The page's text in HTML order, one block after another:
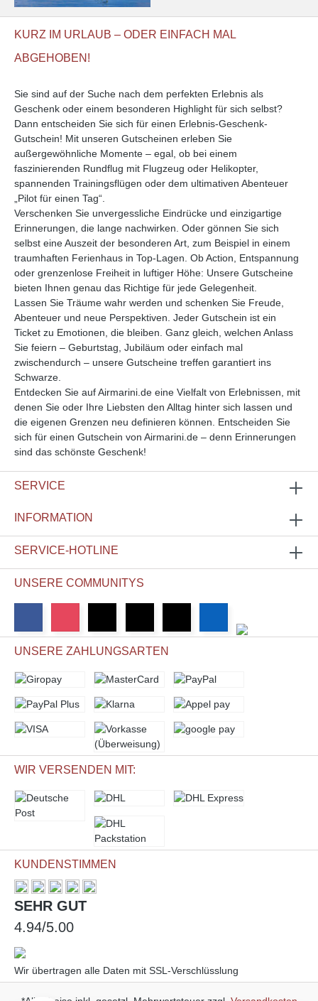
KURZ IM URLAUB – ODER EINFACH MAL
ABGEHOBEN!
Sie sind auf der Suche nach dem perfekten Erlebnis als
Geschenk oder einem besonderen Highlight für sich selbst?
Dann entscheiden Sie sich für einen Erlebnis-Geschenk-
Gutschein! Mit unseren Gutscheinen erleben Sie
außergewöhnliche Momente – egal, ob bei einem
faszinierenden Rundflug mit Flugzeug oder Helikopter,
spannenden Trainingsflügen oder dem ultimativen Abenteuer
„Pilot für einen Tag“.
Verschenken Sie unvergessliche Eindrücke und einzigartige
Erinnerungen, die lange nachwirken. Oder gönnen Sie sich
selbst eine Auszeit der besonderen Art, zum Beispiel in einem
traumhaften Ferienhaus in Top-Lagen. Ob Action, Entspannung
oder grenzenlose Freiheit in luftiger Höhe: Unsere Gutscheine
bieten Ihnen genau das Richtige für jede Gelegenheit.
Lassen Sie Träume wahr werden und schenken Sie Freude,
Abenteuer und neue Perspektiven. Jeder Gutschein ist ein
Ticket zu Emotionen, die bleiben. Ganz gleich, welchen Anlass
Sie feiern – Geburtstag, Jubiläum oder einfach mal
zwischendurch – unsere Gutscheine treffen garantiert ins
Schwarze.
Entdecken Sie auf Airmarini.de eine Vielfalt von Erlebnissen, mit
denen Sie oder Ihre Liebsten den Alltag hinter sich lassen und
die eigenen Grenzen neu definieren können. Entscheiden Sie
sich für einen Gutschein von Airmarini.de – denn Erinnerungen
sind das schönste Geschenk!
SERVICE
INFORMATION
SERVICE-HOTLINE
UNSERE COMMUNITYS
UNSERE ZAHLUNGSARTEN
WIR VERSENDEN MIT:
KUNDENSTIMMEN
SEHR GUT
4.94/5.00
Wir übertragen alle Daten mit SSL-Verschlüsslung